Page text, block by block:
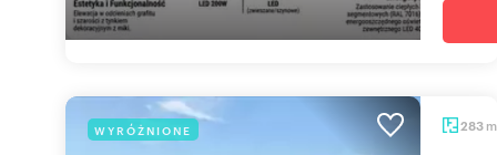
WYRÓŻNIONE 283 m